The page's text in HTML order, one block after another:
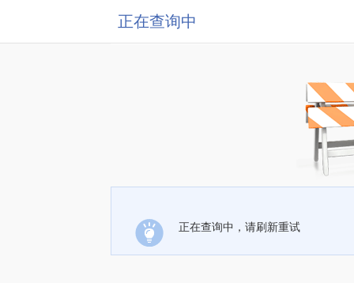
正在查询中
正在查询中，请刷新重试